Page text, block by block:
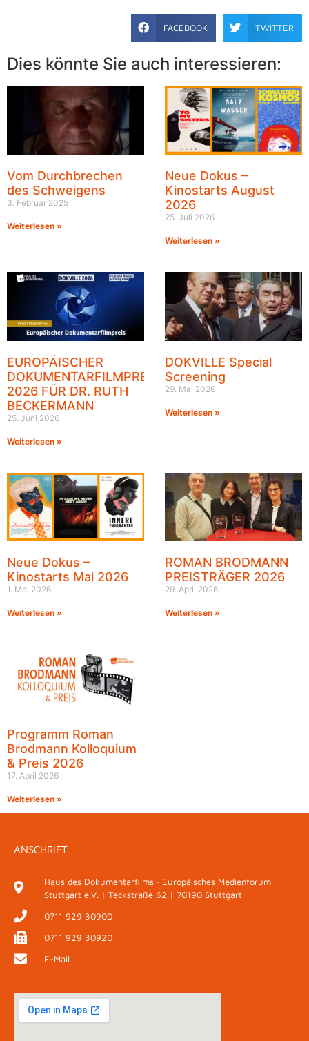
FACEBOOK TWITTER
Dies könnte Sie auch interessieren:
Vom Durchbrechen
des Schweigens
3. Februar 2025
Weiterlesen »
Neue Dokus –
Kinostarts August
2026
25. Juli 2026
Weiterlesen »
EUROPÄISCHER
DOKUMENTARFILMPREIS
2026 FÜR DR. RUTH
BECKERMANN
25. Juni 2026
Weiterlesen »
DOKVILLE Special
Screening
29. Mai 2026
Weiterlesen »
Neue Dokus –
Kinostarts Mai 2026
1. Mai 2026
Weiterlesen »
ROMAN BRODMANN
PREISTRÄGER 2026
29. April 2026
Weiterlesen »
Programm Roman
Brodmann Kolloquium
& Preis 2026
17. April 2026
Weiterlesen »
ANSCHRIFT
Haus des Dokumentarfilms · Europäisches Medienforum
Stuttgart e.V. | Teckstraße 62 | 70190 Stuttgart
0711 929 30900
0711 929 30920
E-Mail